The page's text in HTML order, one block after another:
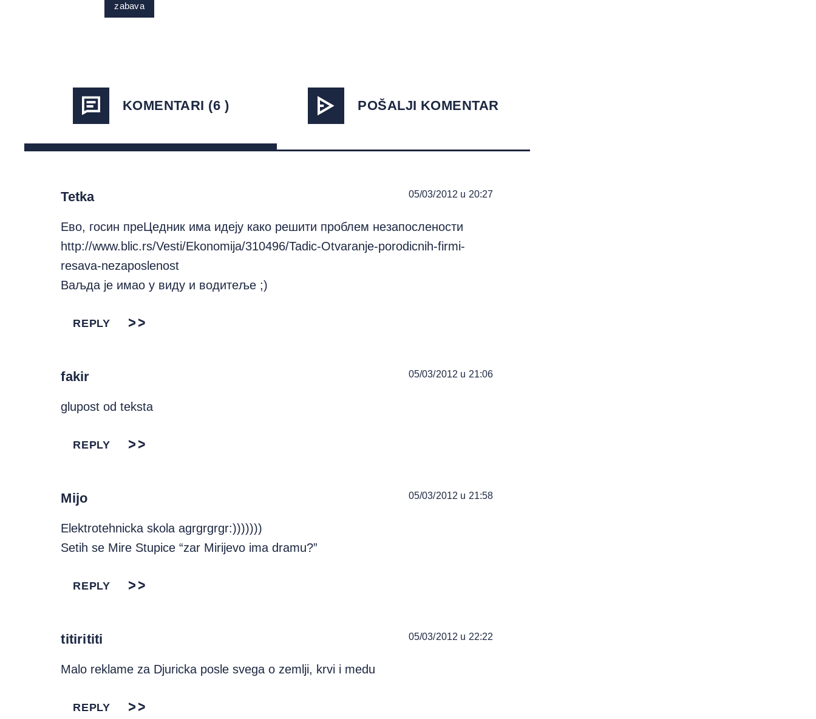
zabava
KOMENTARI (6 ) POŠALJI KOMENTAR
Tetka 05/03/2012 u 20:27
Ево, госин преЦедник има идеју како решити проблем незапослености
http://www.blic.rs/Vesti/Ekonomija/310496/Tadic-Otvaranje-porodicnih-firmi-
resava-nezaposlenost
Ваљда је имао у виду и водитеље ;)
REPLY
fakir 05/03/2012 u 21:06
glupost od teksta
REPLY
Mijo 05/03/2012 u 21:58
Elektrotehnicka skola agrgrgrgr:)))))))
Setih se Mire Stupice “zar Mirijevo ima dramu?”
REPLY
titirititi 05/03/2012 u 22:22
Malo reklame za Djuricka posle svega o zemlji, krvi i medu
REPLY